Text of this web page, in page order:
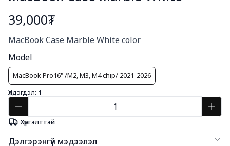
39,000₮
MacBook Case Marble White color
Model
MacBook Pro16" /M2, M3, M4 chip/ 2021-2026
Үлдэгдэл: 1
Хүргэлттэй
Дэлгэрэнгүй мэдээлэл